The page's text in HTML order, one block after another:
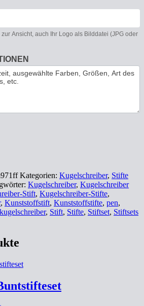
Ansicht, auch Ihr Logo als Bilddatei (JPG oder
Kategorien: Kugelschreiber, Stifte
Kugelschreiber, Kugelschreiber
Stift, Kugelschreiber-Stifte,
, Kunststoffstift, Kunststoffstifte, pen,
, Stift, Stifte, Stiftset, Stiftsets